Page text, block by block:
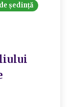
ședință